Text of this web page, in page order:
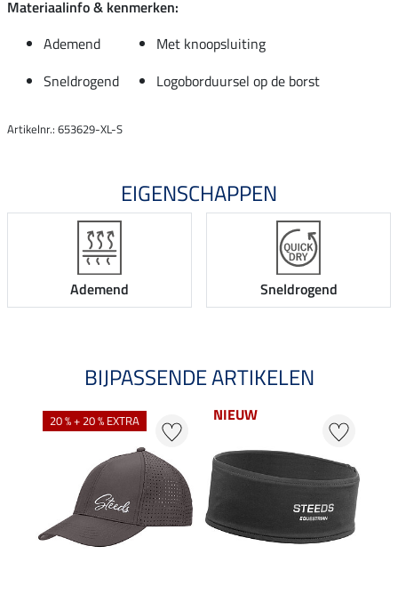
Materiaalinfo & kenmerken:
Ademend
Met knoopsluiting
Sneldrogend
Logoborduursel op de borst
Artikelnr.: 653629-XL-S
EIGENSCHAPPEN
Ademend Sneldrogend
BIJPASSENDE ARTIKELEN
20 % + 20 % EXTRA NIEUW